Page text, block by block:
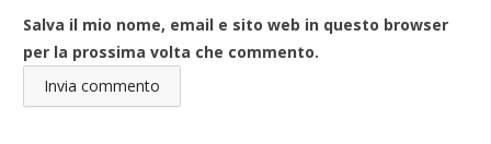
Salva il mio nome, email e sito web in questo browser
per la prossima volta che commento.